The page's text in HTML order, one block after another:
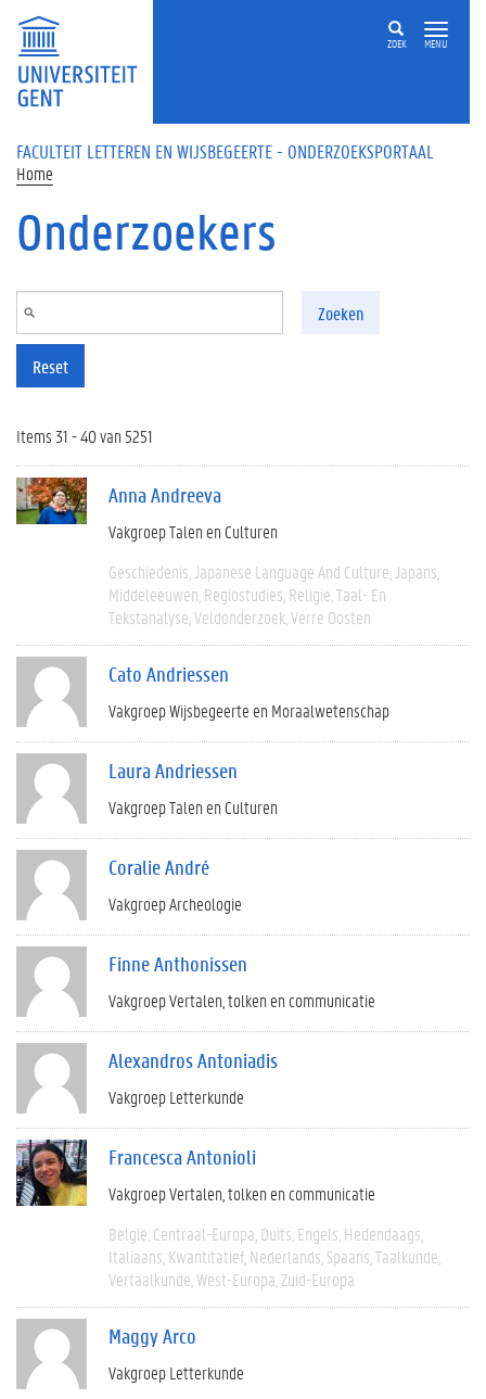
Overslaan en naar de inhoud gaan
ZOEK MENU
FACULTEIT LETTEREN EN WIJSBEGEERTE - ONDERZOEKSPORTAAL
Home
Onderzoekers
Zoeken
Reset
Items 31 - 40 van 5251
Anna Andreeva
Vakgroep Talen en Culturen
Geschiedenis Japanese Language And Culture Japans
Middeleeuwen Regiostudies Religie Taal- En
Tekstanalyse Veldonderzoek Verre Oosten
Cato Andriessen
Vakgroep Wijsbegeerte en Moraalwetenschap
Laura Andriessen
Vakgroep Talen en Culturen
Coralie André
Vakgroep Archeologie
Finne Anthonissen
Vakgroep Vertalen, tolken en communicatie
Alexandros Antoniadis
Vakgroep Letterkunde
Francesca Antonioli
Vakgroep Vertalen, tolken en communicatie
België Centraal-Europa Duits Engels Hedendaags
Italiaans Kwantitatief Nederlands Spaans Taalkunde
Vertaalkunde West-Europa Zuid-Europa
Maggy Arco
Vakgroep Letterkunde